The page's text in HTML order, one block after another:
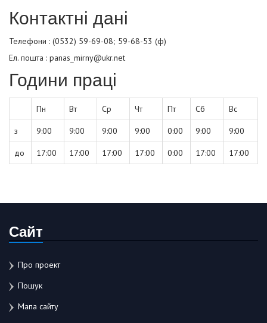
Контактні дані
Телефони : (0532) 59-69-08; 59-68-53 (ф)
Ел. пошта : panas_mirny@ukr.net
Години праці
Пн Вт Ср Чт Пт Сб Вс
з 9:00 9:00 9:00 9:00 0:00 9:00 9:00
до 17:00 17:00 17:00 17:00 0:00 17:00 17:00
Сайт
Про проект
Пошук
Мапа сайту